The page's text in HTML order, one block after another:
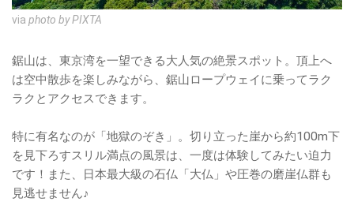
via photo by PIXTA
鋸山は、東京湾を一望できる大人気の絶景スポット。頂上へ
は空中散歩を楽しみながら、鋸山ロープウェイに乗ってラク
ラクとアクセスできます。
特に有名なのが「地獄のぞき」。切り立った崖から約100m下
を見下ろすスリル満点の風景は、一度は体験してみたい迫力
です！また、日本最大級の石仏「大仏」や圧巻の磨崖仏群も
見逃せません♪